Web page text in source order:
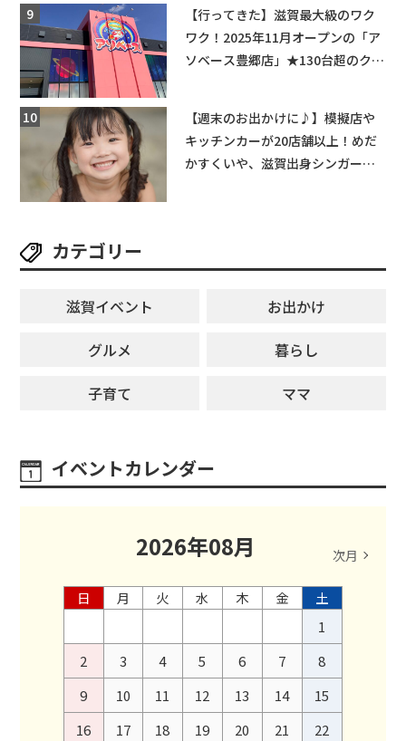
【行ってきた】滋賀最大級のワク
ワク！2025年11月オープンの「ア
ソベース豊郷店」★130台超のクレ
【週末のお出かけに♪】模擬店や
キッチンカーが20店舗以上！めだ
かすくいや、滋賀出身シンガーソ
カテゴリー
滋賀イベント
お出かけ
グルメ
暮らし
子育て
ママ
イベントカレンダー
2026年08月 次月
日 月 火 水 木 金
土
1
2
3 4 5 6 7
8
9
10 11 12 13 14
15
16
17 18 19 20 21
22